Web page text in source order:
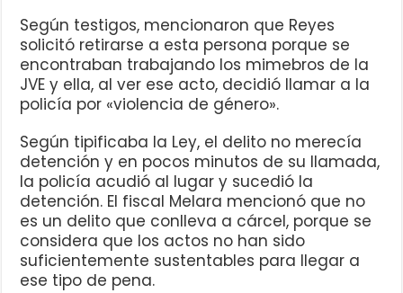
Según testigos, mencionaron que Reyes
solicitó retirarse a esta persona porque se
encontraban trabajando los mimebros de la
JVE y ella, al ver ese acto, decidió llamar a la
policía por «violencia de género».
Según tipificaba la Ley, el delito no merecía
detención y en pocos minutos de su llamada,
la policía acudió al lugar y sucedió la
detención. El fiscal Melara mencionó que no
es un delito que conlleva a cárcel, porque se
considera que los actos no han sido
suficientemente sustentables para llegar a
ese tipo de pena.